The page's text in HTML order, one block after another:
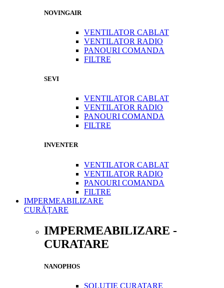
NOVINGAIR
VENTILATOR CABLAT
VENTILATOR RADIO
PANOURI COMANDA
FILTRE
SEVI
VENTILATOR CABLAT
VENTILATOR RADIO
PANOURI COMANDA
FILTRE
INVENTER
VENTILATOR CABLAT
VENTILATOR RADIO
PANOURI COMANDA
FILTRE
IMPERMEABILIZARE
CURĂȚARE
IMPERMEABILIZARE -
CURATARE
NANOPHOS
SOLUTIE CURATARE